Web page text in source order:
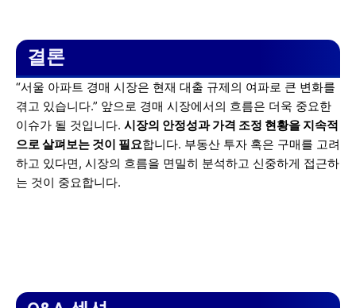
결론
“서울 아파트 경매 시장은 현재 대출 규제의 여파로 큰 변화를
겪고 있습니다.” 앞으로 경매 시장에서의 흐름은 더욱 중요한
이슈가 될 것입니다. 시장의 안정성과 가격 조정 현황을 지속적
으로 살펴보는 것이 필요합니다. 부동산 투자 혹은 구매를 고려
하고 있다면, 시장의 흐름을 면밀히 분석하고 신중하게 접근하
는 것이 중요합니다.